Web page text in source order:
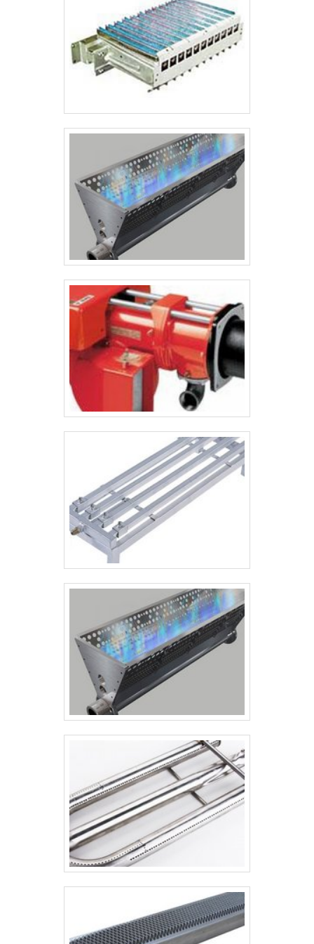
os reparos estruturais, a máquina passa por um processo de
lixamento, pintura industrial e acabamento, devolvendo não
apenas a estética original, mas também protegendo contra futuras
agressões do ambiente fabril. O serviço de funilaria é ideal tanto
para revitalização de máquinas antigas quanto para adequações
equipamentos e manter a apresentação e segurança conforme os